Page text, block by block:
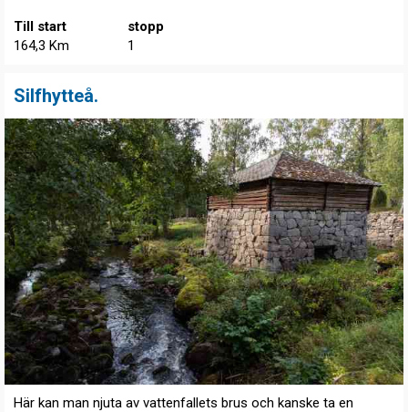
Till start
164,3 Km
stopp
1
Silfhytteå.
Här kan man njuta av vattenfallets brus och kanske ta en